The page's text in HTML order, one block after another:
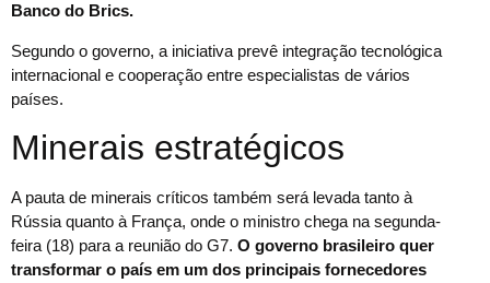
Banco do Brics.
Segundo o governo, a iniciativa prevê integração tecnológica
internacional e cooperação entre especialistas de vários
países.
Minerais estratégicos
A pauta de minerais críticos também será levada tanto à
Rússia quanto à França, onde o ministro chega na segunda-
feira (18) para a reunião do G7. O governo brasileiro quer
transformar o país em um dos principais fornecedores